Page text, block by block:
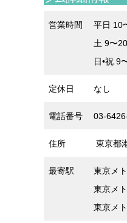
営業時間
平日 10
土 9〜
日•祝 9
定休日 なし
電話番号 03-
住所 東京都
最寄駅
東京メ
東京メ
東京メ